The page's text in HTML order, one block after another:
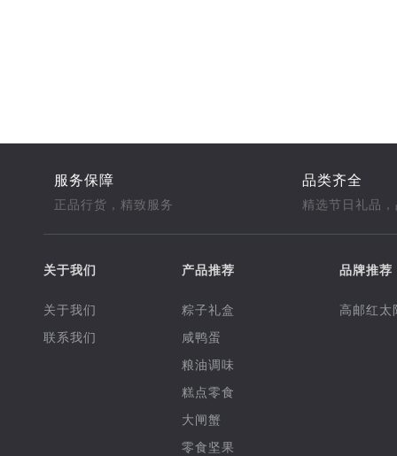
服务保障
正品行货，精致服务
品类齐全
精选节日礼品
关于我们
关于我们
联系我们
产品推荐
粽子礼盒
咸鸭蛋
粮油调味
糕点零食
大闸蟹
零食坚果
品牌推荐
高邮红太